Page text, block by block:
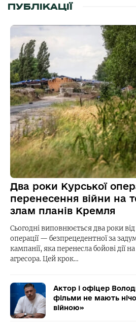
ПУБЛІКАЦІЇ
Два роки Курської
перенесення війни на
злам планів Кремля
Сьогодні виповнюється два роки
операції — безпрецедентної за
кампанії, яка перенесла бойові дії
агресора. Цей крок…
Актор і офіцер
фільми не мають
війною»